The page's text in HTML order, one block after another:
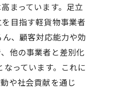
まっています。足立
目指す軽貨物事業者
、顧客対応能力や効
他の事業者と差別化
っています。これに
や社会貢献を通じ